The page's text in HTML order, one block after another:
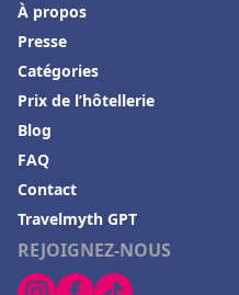
REJOIGNEZ-NOUS
À propos
Presse
Catégories
Prix de l’hôtellerie
Blog
FAQ
Contact
Travelmyth GPT